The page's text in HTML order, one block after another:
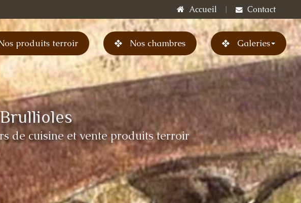
Accueil | Contact
produits terroir Nos chambres Galeries
Restaurant
Cours de cuisine
Produits terroir
Chambres
de cuisine et vente produits terroir